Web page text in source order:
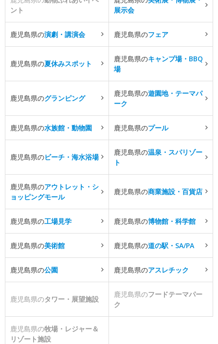
ント
展示会
鹿児島県の演劇・講演会 鹿児島県のフェア
鹿児島県の夏休みスポット
鹿児島県のキャンプ場・BBQ
場
鹿児島県のグランピング
鹿児島県の遊園地・テーマパ
ーク
鹿児島県の水族館・動物園 鹿児島県のプール
鹿児島県のビーチ・海水浴場
鹿児島県の温泉・スパリゾー
ト
鹿児島県のアウトレット・シ
ョッピングモール
鹿児島県の商業施設・百貨店
鹿児島県の工場見学 鹿児島県の博物館・科学館
鹿児島県の美術館 鹿児島県の道の駅・SA/PA
鹿児島県の公園 鹿児島県のアスレチック
鹿児島県のタワー・展望施設
鹿児島県のフードテーマパー
ク
鹿児島県の牧場・レジャー＆
リゾート施設